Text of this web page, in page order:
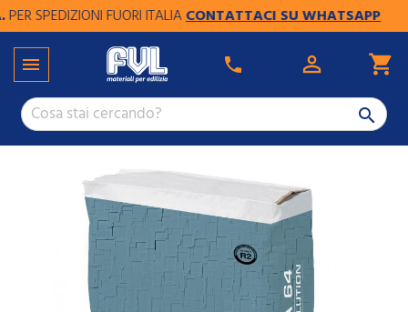
SPEDIZIONI FUORI ITALIACONTATTACI SU WHATSAPP


phone  shopping_cart